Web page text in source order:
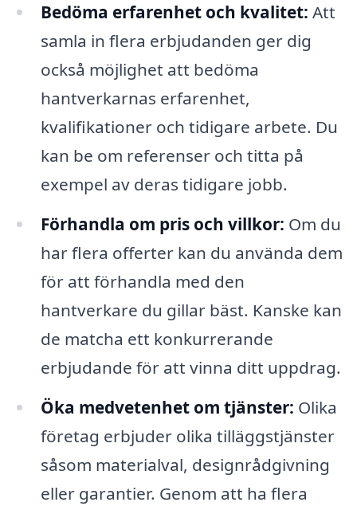
Bedöma erfarenhet och kvalitet: Att
samla in flera erbjudanden ger dig
också möjlighet att bedöma
hantverkarnas erfarenhet,
kvalifikationer och tidigare arbete. Du
kan be om referenser och titta på
exempel av deras tidigare jobb.
Förhandla om pris och villkor: Om du
har flera offerter kan du använda dem
för att förhandla med den
hantverkare du gillar bäst. Kanske kan
de matcha ett konkurrerande
erbjudande för att vinna ditt uppdrag.
Öka medvetenhet om tjänster: Olika
företag erbjuder olika tilläggstjänster
såsom materialval, designrådgivning
eller garantier. Genom att ha flera